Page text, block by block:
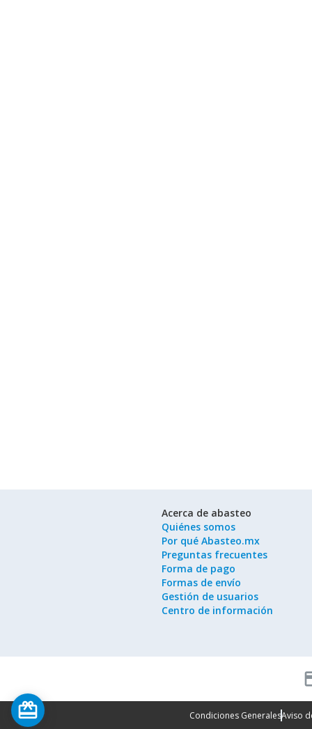
Acerca de abasteo
Quiénes somos
Por qué Abasteo.mx
Preguntas frecuentes
Forma de pago
Formas de envío
Gestión de usuarios
Centro de información
Condiciones GeneralesAviso
card_giftcard